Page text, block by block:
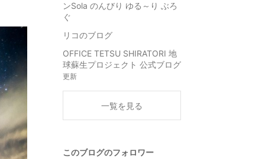
ンSola のんびり ゆる～り ぶろ
ぐ
リコのブログ
OFFICE TETSU SHIRATORI 地
球蘇生プロジェクト 公式ブログ
更新
一覧を見る
このブログのフォロワー